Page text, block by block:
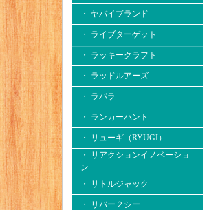
・ ヤバイブランド
・ ライブターゲット
・ ラッキークラフト
・ ラッドルアーズ
・ ラパラ
・ ランカーハント
・ リューギ（RYUGI）
・ リアクションイノベーショ
ン
・ リトルジャック
・ リバー２シー